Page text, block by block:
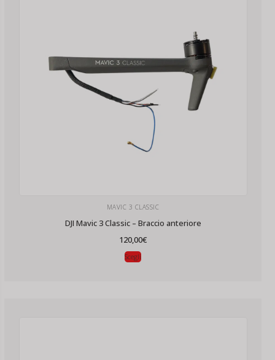
MAVIC 3 CLASSIC
DJI Mavic 3 Classic – Braccio anteriore
120,00€
Scegli